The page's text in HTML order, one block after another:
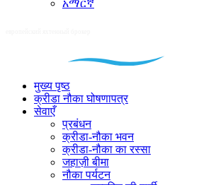
አማርኛ
मुख्य पृष्ठ
क्रीडा नौका घोषणापत्र
सेवाएँ
प्रबंधन
क्रीडा-नौका भवन
क्रीडा-नौका का रस्सा
जहाज़ी बीमा
नौका पर्यटन